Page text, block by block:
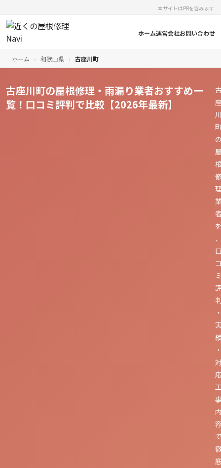
本サイトはPRを含みます
ホーム運営会社お問い合わせ
ホーム › 和歌山県 › 古座川町
古座川町の屋根修理・雨漏り業者おすすめ一
覧！口コミ評判で比較【2026年最新】